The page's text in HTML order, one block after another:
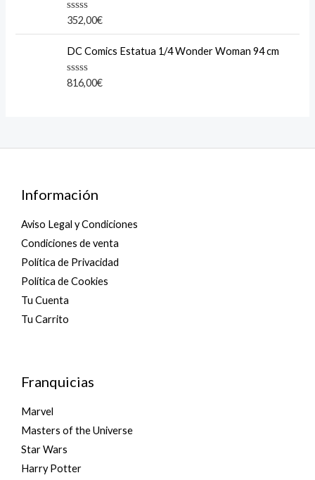
t
o
f
5
R
e
0
o
u
352,00€
DC Comics Estatua 1/4 Wonder Woman 94 cm
R
u
5
816,00€
Información
Aviso Legal y Condiciones
Condiciones de venta
Política de Privacidad
Política de Cookies
Tu Cuenta
Tu Carrito
Franquicias
Marvel
Masters of the Universe
Star Wars
Harry Potter